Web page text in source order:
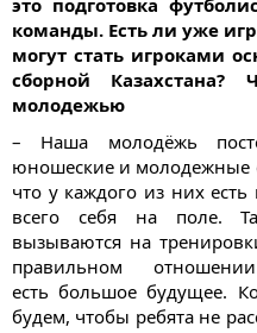
это подготовка
команды. Есть ли уже
могут стать игроками
сборной
молодежью
– Наша молодёжь
юношеские и молодежные
что у каждого из них
всего себя на поле.
вызываются на
правильном
есть большое будущее.
будем, чтобы ребята не